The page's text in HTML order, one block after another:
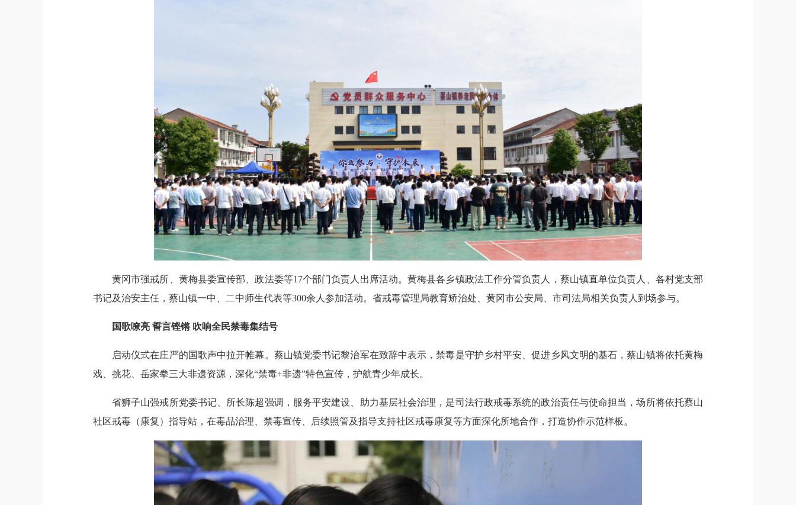
黄冈市强戒所、黄梅县委宣传部、政法委等17个部门负责人出席活动。黄梅县各乡镇政法工作分管负责人，蔡山镇直单位负责人、各村党支部
书记及治安主任，蔡山镇一中、二中师生代表等300余人参加活动。省戒毒管理局教育矫治处、黄冈市公安局、市司法局相关负责人到场参与。
国歌嘹亮 誓言铿锵 吹响全民禁毒集结号
启动仪式在庄严的国歌声中拉开帷幕。蔡山镇党委书记黎治军在致辞中表示，禁毒是守护乡村平安、促进乡风文明的基石，蔡山镇将依托黄梅
戏、挑花、岳家拳三大非遗资源，深化“禁毒+非遗”特色宣传，护航青少年成长。
省狮子山强戒所党委书记、所长陈超强调，服务平安建设、助力基层社会治理，是司法行政戒毒系统的政治责任与使命担当，场所将依托蔡山
社区戒毒（康复）指导站，在毒品治理、禁毒宣传、后续照管及指导支持社区戒毒康复等方面深化所地合作，打造协作示范样板。